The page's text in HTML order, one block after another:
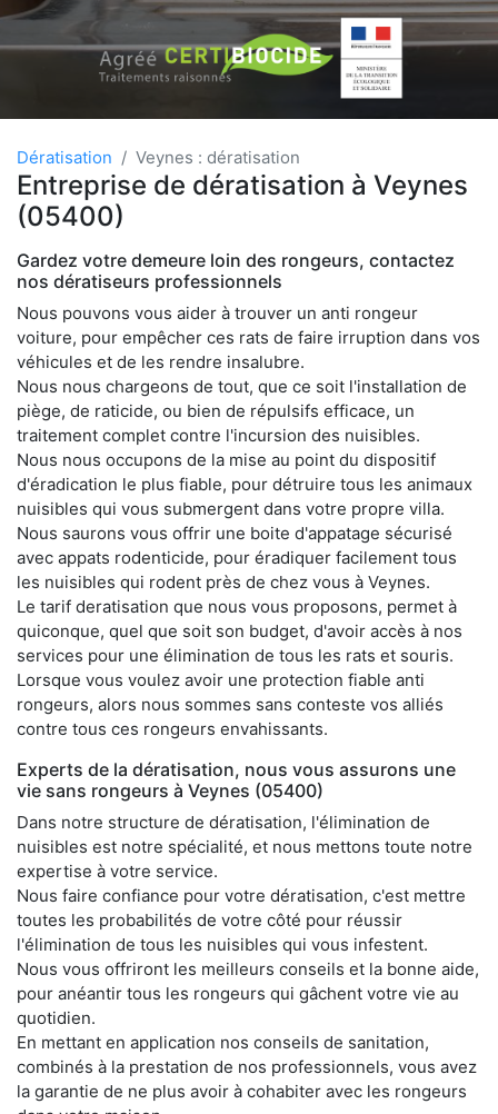
Dératisation Veynes : dératisation
Entreprise de dératisation à Veynes
(05400)
Gardez votre demeure loin des rongeurs, contactez
nos dératiseurs professionnels
Nous pouvons vous aider à trouver un anti rongeur
voiture, pour empêcher ces rats de faire irruption dans vos
véhicules et de les rendre insalubre.
Nous nous chargeons de tout, que ce soit l'installation de
piège, de raticide, ou bien de répulsifs efficace, un
traitement complet contre l'incursion des nuisibles.
Nous nous occupons de la mise au point du dispositif
d'éradication le plus fiable, pour détruire tous les animaux
nuisibles qui vous submergent dans votre propre villa.
Nous saurons vous offrir une boite d'appatage sécurisé
avec appats rodenticide, pour éradiquer facilement tous
les nuisibles qui rodent près de chez vous à Veynes.
Le tarif deratisation que nous vous proposons, permet à
quiconque, quel que soit son budget, d'avoir accès à nos
services pour une élimination de tous les rats et souris.
Lorsque vous voulez avoir une protection fiable anti
rongeurs, alors nous sommes sans conteste vos alliés
contre tous ces rongeurs envahissants.
Experts de la dératisation, nous vous assurons une
vie sans rongeurs à Veynes (05400)
Dans notre structure de dératisation, l'élimination de
nuisibles est notre spécialité, et nous mettons toute notre
expertise à votre service.
Nous faire confiance pour votre dératisation, c'est mettre
toutes les probabilités de votre côté pour réussir
l'élimination de tous les nuisibles qui vous infestent.
Nous vous offriront les meilleurs conseils et la bonne aide,
pour anéantir tous les rongeurs qui gâchent votre vie au
quotidien.
En mettant en application nos conseils de sanitation,
combinés à la prestation de nos professionnels, vous avez
la garantie de ne plus avoir à cohabiter avec les rongeurs